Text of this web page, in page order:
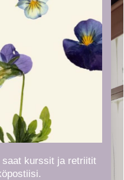
saat kurssit ja retriitit